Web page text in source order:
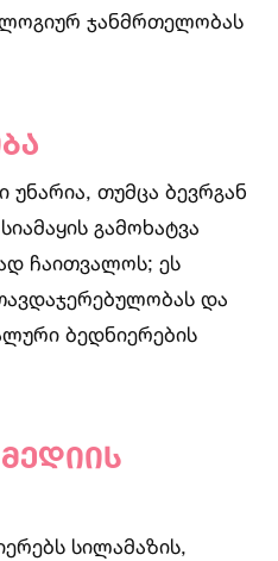
ჯანმრთელობას
თუმცა ბევრგან
გამოხატვა
ჩაითვალოს; ეს
და
ბედნიერების
სილამაზის,